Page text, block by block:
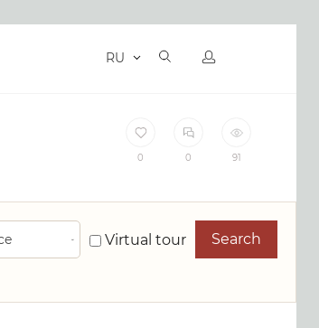
RU
0 0 91
Virtual tour Search